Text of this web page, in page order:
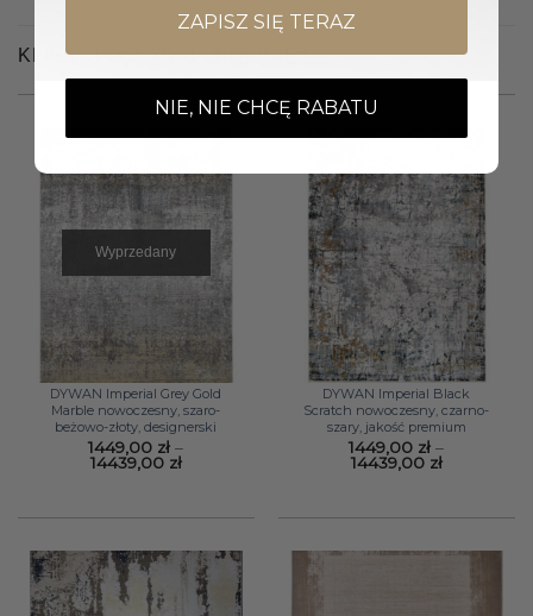
KLIENCI OGLĄDALI RÓWNIEŻ
Wyprzedany
DYWAN Imperial Grey Gold
Marble nowoczesny, szaro-
beżowo-złoty, designerski
1449,00 zł –
14439,00 złZakres
do
DYWAN Imperial Black
Scratch nowoczesny, czarno-
szary, jakość premium
1449,00 zł –
14439,00 złZakres
do
ZAPISZ SIĘ TERAZ
NIE, NIE CHCĘ RABATU